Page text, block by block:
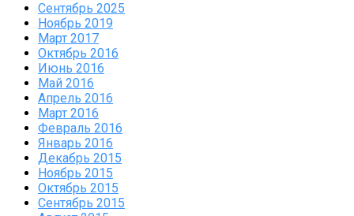
Сентябрь 2025
Ноябрь 2019
Март 2017
Октябрь 2016
Июнь 2016
Май 2016
Апрель 2016
Март 2016
Февраль 2016
Январь 2016
Декабрь 2015
Ноябрь 2015
Октябрь 2015
Сентябрь 2015